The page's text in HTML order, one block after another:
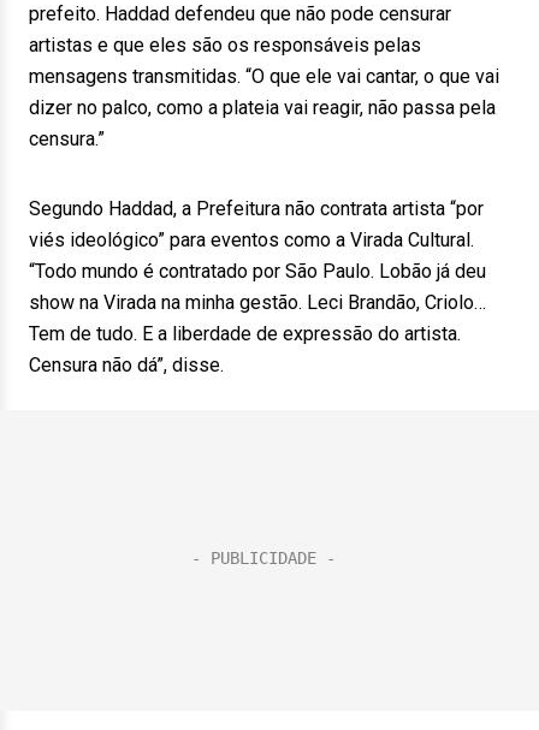
prefeito. Haddad defendeu que não pode censurar
artistas e que eles são os responsáveis pelas
mensagens transmitidas. “O que ele vai cantar, o que vai
dizer no palco, como a plateia vai reagir, não passa pela
censura.”
Segundo Haddad, a Prefeitura não contrata artista “por
viés ideológico” para eventos como a Virada Cultural.
“Todo mundo é contratado por São Paulo. Lobão já deu
show na Virada na minha gestão. Leci Brandão, Criolo…
Tem de tudo. E a liberdade de expressão do artista.
Censura não dá”, disse.